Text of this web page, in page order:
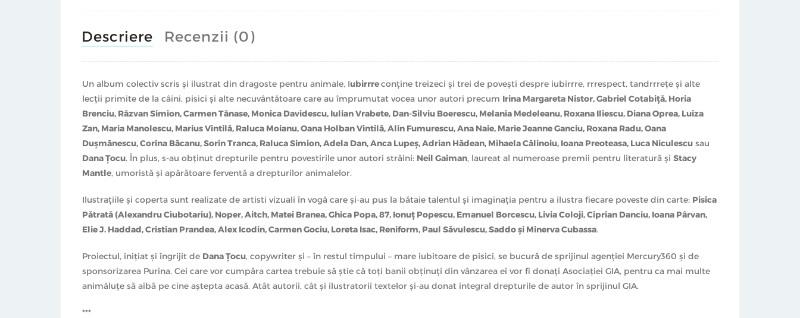
Roxana Radu.
Poveşti magice ţesute deAna Naie, Maria Manolescu, Raluca Simion.
Isprăvi la care să râzi cu lacrimi, sau să zâmbeşti cu tandreţe întâmplate luiGabriel
Cotabiţă, Stacy Mantle şi Răzvan Simion
StarurileIrinei Margareta Nistorşi cascadorii lui Sorin Trâncă
Lumea din perspectiva lor, tradusă deOana Holban Vintilă, Corina Băcanu, Dana Ţocu
Operaţiuni de salvare întreprinse de Marie Jeanne GanciuşiAdela Dan.
De dragul lor,Ioana Preoteasaşi-a luat altă maşină şiAdrian Hădean
Descriere Recenzii (0)
Un album colectiv scris şi ilustrat din dragoste pentru animale, Iubirrreconţine treizeci şi trei de poveşti despre iubirrre, rrrespect, tandrrreţe şi alte
lecţii primite de la câini, pisici şi alte necuvântătoare care au împrumutat vocea unor autori precum Irina Margareta Nistor, Gabriel Cotabiţă, Horia
Brenciu, Răzvan Simion, Carmen Tănase, Monica Davidescu, Iulian Vrabete, Dan-Silviu Boerescu, Melania Medeleanu, Roxana Iliescu, Diana Oprea, Luiza
Zan, Maria Manolescu, Marius Vintilă, Raluca Moianu, Oana Holban Vintilă, Alin Fumurescu, Ana Naie, Marie Jeanne Ganciu, Roxana Radu, Oana
Duşmănescu, Corina Băcanu, Sorin Tranca, Raluca Simion, Adela Dan, Anca Lupeş, Adrian Hădean, Mihaela Călinoiu, Ioana Preoteasa, Luca Niculescu sau
Dana Ţocu. În plus, s-au obţinut drepturile pentru povestirile unor autori străini: Neil Gaiman, laureat al numeroase premii pentru literatură şi Stacy
Mantle, umoristă şi apărătoare ferventă a drepturilor animalelor.
Ilustraţiile şi coperta sunt realizate de artisti vizuali în vogă care şi-au pus la bătaie talentul şi imaginaţia pentru a ilustra fiecare poveste din carte: Pisica
Pătrată (Alexandru Ciubotariu), Noper, Aitch, Matei Branea, Ghica Popa, 87, Ionuţ Popescu, Emanuel Borcescu, Livia Coloji, Ciprian Danciu, Ioana Pârvan,
Elie J. Haddad, Cristian Prandea, Alex Icodin, Carmen Gociu, Loreta Isac, Reniform, Paul Săvulescu, Saddo şi Minerva Cubassa.
Proiectul, iniţiat şi îngrijit de Dana Ţocu, copywriter şi – în restul timpului – mare iubitoare de pisici, se bucură de sprijinul agenţiei Mercury360 şi de
sponsorizarea Purina. Cei care vor cumpăra cartea trebuie să ştie că toţi banii obţinuţi din vânzarea ei vor fi donaţi Asociaţiei GIA, pentru ca mai multe
animăluţe să aibă pe cine aştepta acasă. Atât autorii, cât şi ilustratorii textelor şi-au donat integral drepturile de autor în sprijinul GIA.
***